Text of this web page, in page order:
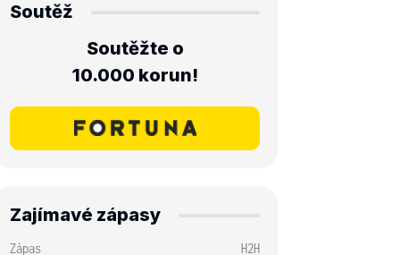
Soutěž
Soutěžte o
10.000 korun!
Zajímavé zápasy
Zápas
H2H